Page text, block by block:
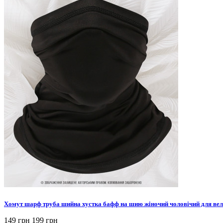
Хомут шарф труба шийна хустка бафф на шию жіночий чоловічий для
149 грн 199 грн